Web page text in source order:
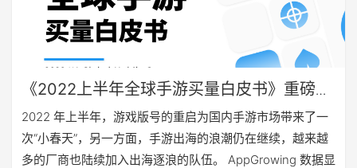
《2022上半年全球手游买量白皮书》重磅发
布！
2022 年上半年，游戏版号的重启为国内手游市场带来了一
次“小春天”，另一方面，手游出海的浪潮仍在继续，越来越
多的厂商也陆续加入出海逐浪的队伍。 AppGrowing 数据显